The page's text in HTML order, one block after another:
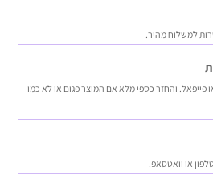
למשלוח מהיר​.
והחזר כספי מלא אם המוצר פגום או לא כמו
או וואטסאפ.